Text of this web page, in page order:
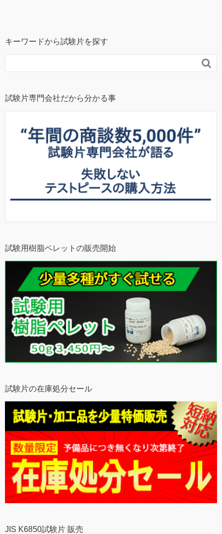
キーワードから試験片を探す

試験片専門会社だから分かる事
試験用樹脂ペレットの販売開始
試験片の在庫処分セール
JIS K6850試験片 販売